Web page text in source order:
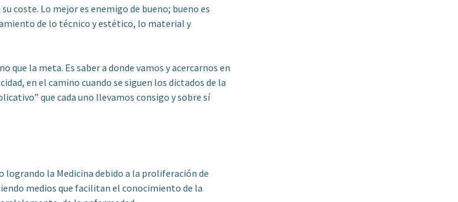
coste. Lo mejor es enemigo de bueno; bueno es
de lo técnico y estético, lo material y
que la meta. Es saber a donde vamos y acercarnos en
en el camino cuando se siguen los dictados de la
que cada uno llevamos consigo y sobre sí
logrando la Medicina debido a la proliferación de
medios que facilitan el conocimiento de la